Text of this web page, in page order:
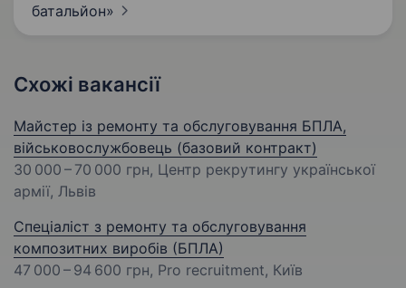
батальйон»
Схожі вакансії
Майстер із ремонту та обслуговування БПЛА,
військовослужбовець (базовий контракт)
30 000 – 70 000 грн, Центр рекрутингу української
армії, Львів
Спеціаліст з ремонту та обслуговування
композитних виробів (БПЛА)
47 000 – 94 600 грн, Pro recruitment, Київ